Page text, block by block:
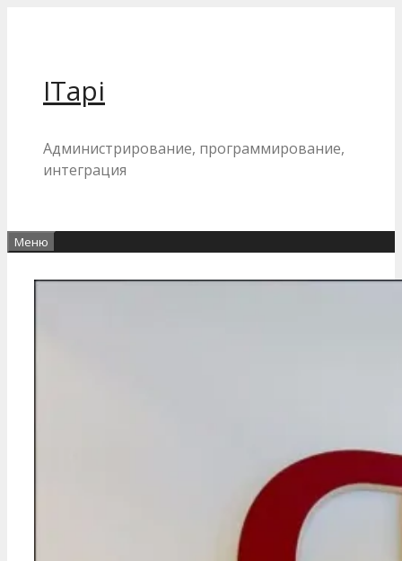
ITapi
Администрирование, программирование,
интеграция
Меню